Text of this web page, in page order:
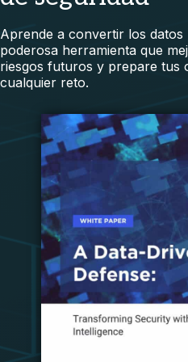
Aprende a convertir los
poderosa herramienta que
riesgos futuros y prepare tus
cualquier reto.